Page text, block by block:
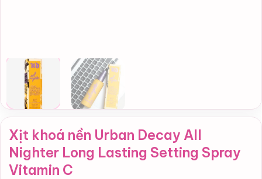
Xịt khoá nền Urban Decay All
Nighter Long Lasting Setting Spray
Vitamin C